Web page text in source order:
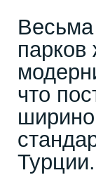
что
Турции.